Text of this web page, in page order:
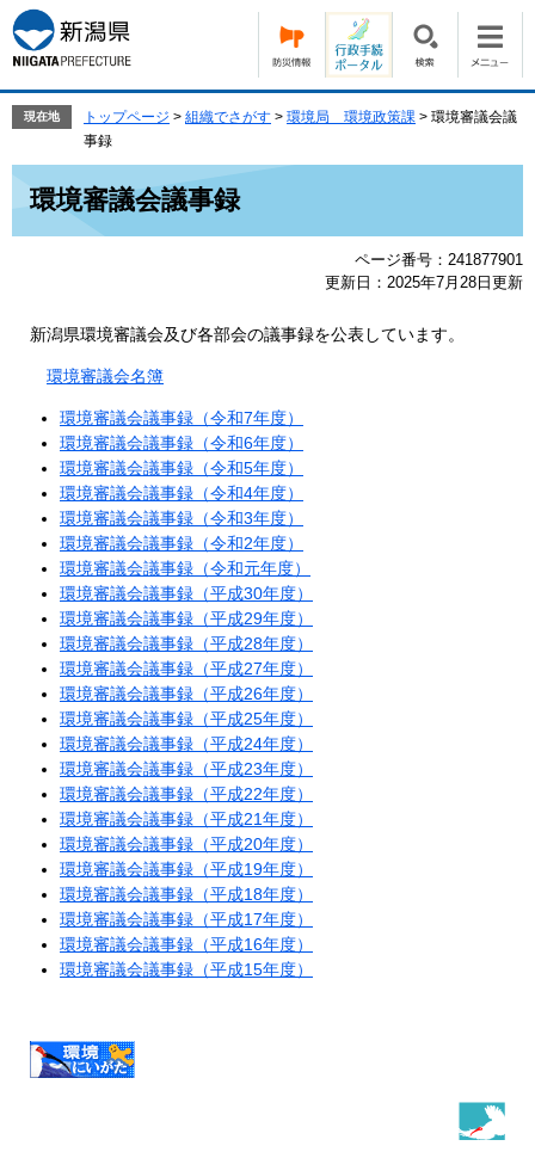
ー
ジ
の
で
す。
ニ
ュ
ー
ば
本
現在地 トップページ > 組織でさがす > 環境局 環境政策課 > 環境審議会議
事録
環境審議会議事録
ページ番号：241877901
更新日：2025年7月28日更新
新潟県環境審議会及び各部会の議事録を公表しています。
環境審議会名簿
環境審議会議事録（令和7年度）
環境審議会議事録（令和6年度）
環境審議会議事録（令和5年度）
環境審議会議事録（令和4年度）
環境審議会議事録（令和3年度）
環境審議会議事録（令和2年度）
環境審議会議事録（令和元年度）
環境審議会議事録（平成30年度）
環境審議会議事録（平成29年度）
環境審議会議事録（平成28年度）
環境審議会議事録（平成27年度）
環境審議会議事録（平成26年度）
環境審議会議事録（平成25年度）
環境審議会議事録（平成24年度）
環境審議会議事録（平成23年度）
環境審議会議事録（平成22年度）
環境審議会議事録（平成21年度）
環境審議会議事録（平成20年度）
環境審議会議事録（平成19年度）
環境審議会議事録（平成18年度）
環境審議会議事録（平成17年度）
環境審議会議事録（平成16年度）
環境審議会議事録（平成15年度）